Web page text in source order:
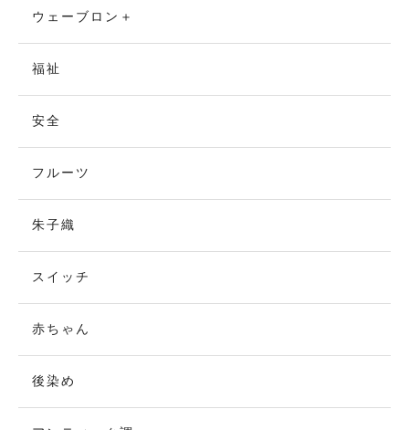
ウェーブロン＋
福祉
安全
フルーツ
朱子織
スイッチ
赤ちゃん
後染め